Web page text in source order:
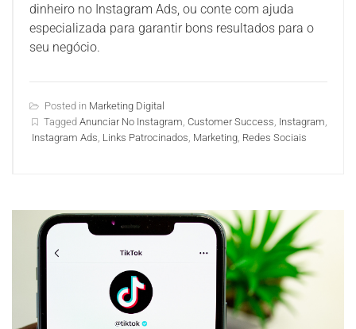
dinheiro no Instagram Ads, ou conte com ajuda
especializada para garantir bons resultados para o
seu negócio.
Posted in Marketing Digital
Tagged Anunciar No Instagram Customer Success Instagram
Instagram Ads Links Patrocinados Marketing Redes Sociais